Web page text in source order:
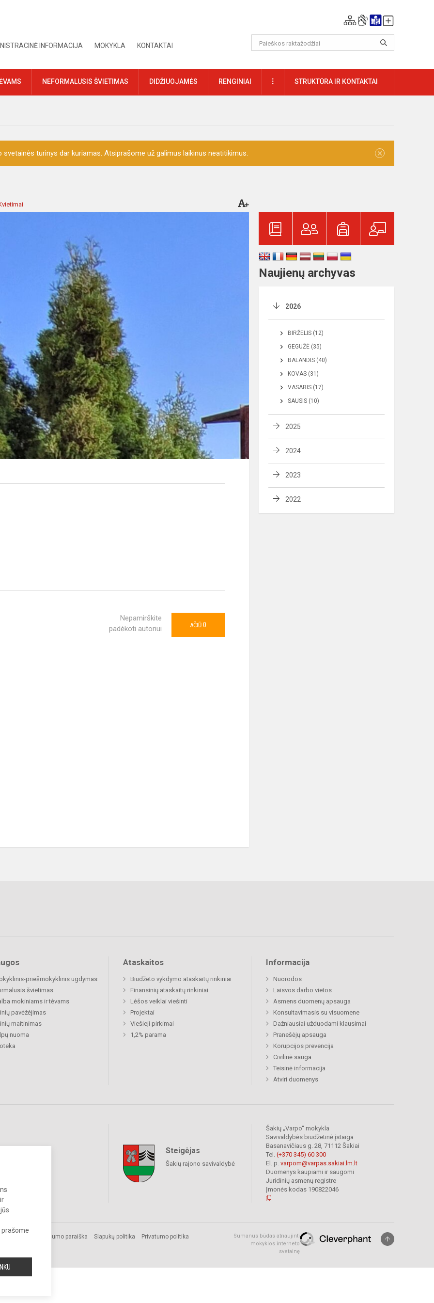
prašome
INFORMACIJA MOKYKLA KONTAKTAI
NEFORMALUSIS ŠVIETIMAS DIDŽIUOJAMĖS RENGINIAI DAUGIAUSTRUKTŪRA IR KONTAKTAI
svetainės turinys dar kuriamas. Atsiprašome už galimus laikinus neatitikimus. ×
Nepamirškite
padėkoti autoriui
AČIŪ 0
Naujienų archyvas
2026
BIRŽELIS (12)
GEGUŽĖ (35)
BALANDIS (40)
KOVAS (31)
VASARIS (17)
SAUSIS (10)
2025
2024
2023
2022
priešmokyklinis ugdymas
švietimas
mokiniams ir tėvams
pavėžėjimas
maitinimas
nuoma
Ataskaitos
Biudžeto vykdymo ataskaitų rinkiniai
Finansinių ataskaitų rinkiniai
Lėšos veiklai viešinti
Projektai
Viešieji pirkimai
1,2% parama
Informacija
Nuorodos
Laisvos darbo vietos
Asmens duomenų apsauga
Konsultavimasis su visuomene
Dažniausiai užduodami klausimai
Pranešėjų apsauga
Korupcijos prevencija
Civilinė sauga
Teisinė informacija
Atviri duomenys
Steigėjas
Šakių rajono savivaldybė
Šakių „Varpo“ mokykla
Savivaldybės biudžetinė įstaiga
Basanavičiaus g. 28, 71112 Šakiai
Tel. (+370 345) 60 300
El. p. varpom@varpas.sakiai.lm.lt
Duomenys kaupiami ir saugomi
Juridinių asmenų registre
Įmonės kodas 190822046
Prieinamumo paraiška Slapukų politika Privatumo politika
Sumanus būdas atnaujinti
mokyklos interneto
svetainę